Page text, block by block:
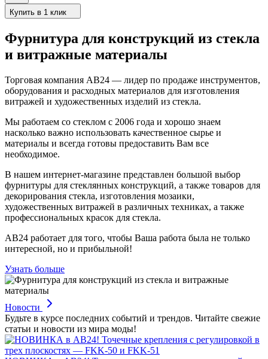
Купить в 1 клик
Фурнитура для конструкций из стекла
и витражные материалы
Торговая компания АВ24 — лидер по продаже инструментов,
оборудования и расходных материалов для изготовления
витражей и художественных изделий из стекла.
Мы работаем со стеклом с 2006 года и хорошо знаем
насколько важно использовать качественное сырье и
материалы и всегда готовы предоставить Вам все
необходимое.
В нашем интернет-магазине представлен большой выбор
фурнитуры для стеклянных конструкций, а также товаров для
декорирования стекла, изготовления мозаики,
художественных витражей в различных техниках, а также
профессиональных красок для стекла.
АВ24 работает для того, чтобы Ваша работа была не только
интересной, но и прибыльной!
Узнать больше
Новости
Будьте в курсе последних событий и трендов. Читайте свежие
статьи и новости из мира моды!